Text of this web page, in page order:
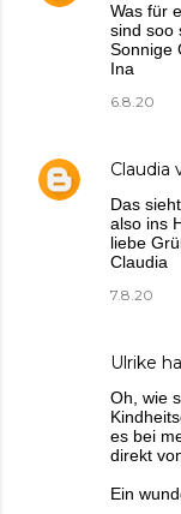
Was für
sind soo
Sonnige
Ina
6.8.20
Claudia
Das
also ins
liebe
Claudia
7.8.20
Ulrike
Oh, wie
es bei
direkt
Ein